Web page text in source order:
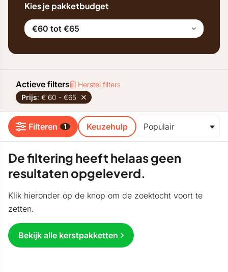
Kies je pakketbudget
€60 tot €65
Actieve filters
Herstel filters
Prijs: € 60 - €65
Filteren 1 Keuzehulp
De filtering heeft helaas geen
resultaten opgeleverd.
Klik hieronder op de knop om de zoektocht voort te
zetten.
Bekijk alle kerstpakketten